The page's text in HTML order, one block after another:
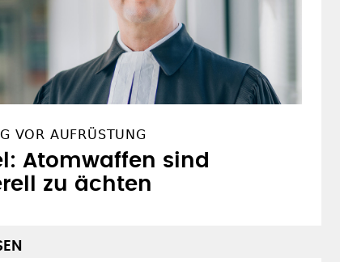
VOR AUFRÜSTUNG
Atomwaffen sind
zu ächten